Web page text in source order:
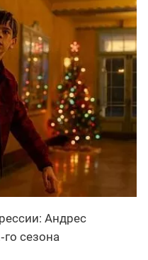
Андрес
сезона